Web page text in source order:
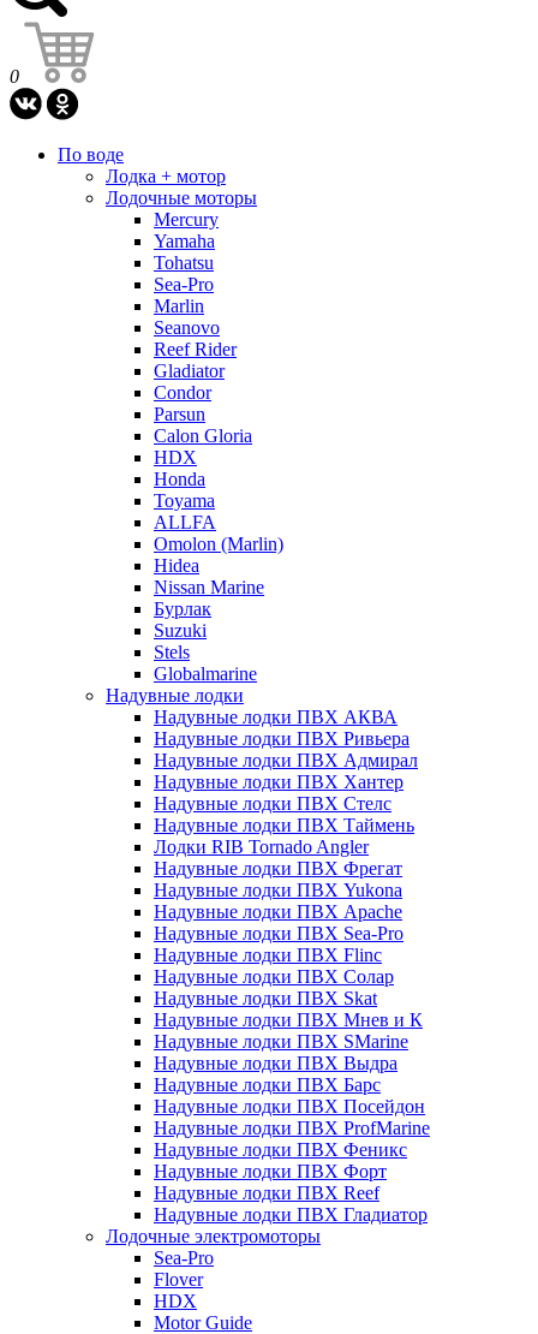
0
По воде
Лодка + мотор
Лодочные моторы
Mercury
Yamaha
Tohatsu
Sea-Pro
Marlin
Seanovo
Reef Rider
Gladiator
Condor
Parsun
Calon Gloria
HDX
Honda
Toyama
ALLFA
Omolon (Marlin)
Hidea
Nissan Marine
Бурлак
Suzuki
Stels
Globalmarine
Надувные лодки
Надувные лодки ПВХ АКВА
Надувные лодки ПВХ Ривьера
Надувные лодки ПВХ Адмирал
Надувные лодки ПВХ Хантер
Надувные лодки ПВХ Стелс
Надувные лодки ПВХ Таймень
Лодки RIB Tornado Angler
Надувные лодки ПВХ Фрегат
Надувные лодки ПВХ Yukona
Надувные лодки ПВХ Apache
Надувные лодки ПВХ Sea-Pro
Надувные лодки ПВХ Flinc
Надувные лодки ПВХ Солар
Надувные лодки ПВХ Skat
Надувные лодки ПВХ Мнев и К
Надувные лодки ПВХ SMarine
Надувные лодки ПВХ Выдра
Надувные лодки ПВХ Барс
Надувные лодки ПВХ Посейдон
Надувные лодки ПВХ ProfMarine
Надувные лодки ПВХ Феникс
Надувные лодки ПВХ Форт
Надувные лодки ПВХ Reef
Надувные лодки ПВХ Гладиатор
Лодочные электромоторы
Sea-Pro
Flover
HDX
Motor Guide